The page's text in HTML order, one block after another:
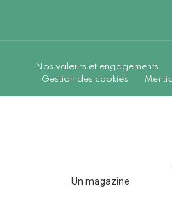
Nos valeurs et engagements
Gestion des cookies
Un magazine